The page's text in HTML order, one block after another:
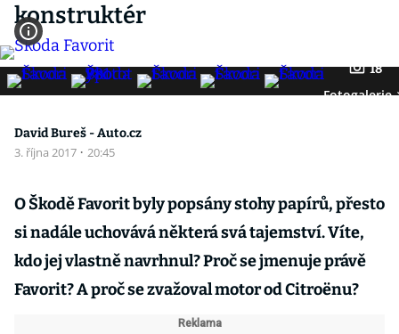
konstruktér
18
Fotogalerie
David Bureš - Auto.cz
3. října 2017 · 20:45
O Škodě Favorit byly popsány stohy papírů, přesto
si nadále uchovává některá svá tajemství. Víte,
kdo jej vlastně navrhnul? Proč se jmenuje právě
Favorit? A proč se zvažoval motor od Citroënu?